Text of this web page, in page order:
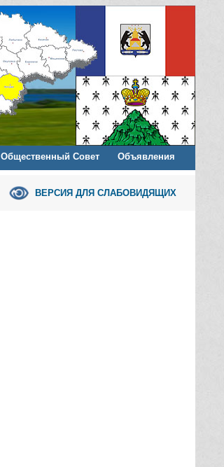
Общественный Совет Объявления
ВЕРСИЯ ДЛЯ СЛАБОВИДЯЩИХ